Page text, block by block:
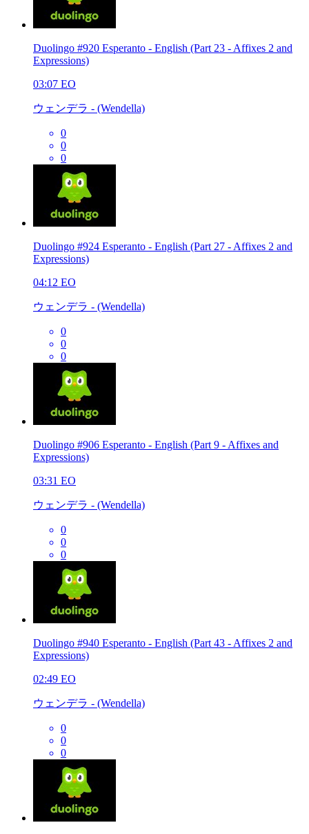
Duolingo #920 Esperanto - English (Part 23 - Affixes 2 and
Expressions)
03:07 EO
ウェンデラ - (Wendella)
0
0
0
Duolingo #924 Esperanto - English (Part 27 - Affixes 2 and
Expressions)
04:12 EO
ウェンデラ - (Wendella)
0
0
0
Duolingo #906 Esperanto - English (Part 9 - Affixes and
Expressions)
03:31 EO
ウェンデラ - (Wendella)
0
0
0
Duolingo #940 Esperanto - English (Part 43 - Affixes 2 and
Expressions)
02:49 EO
ウェンデラ - (Wendella)
0
0
0